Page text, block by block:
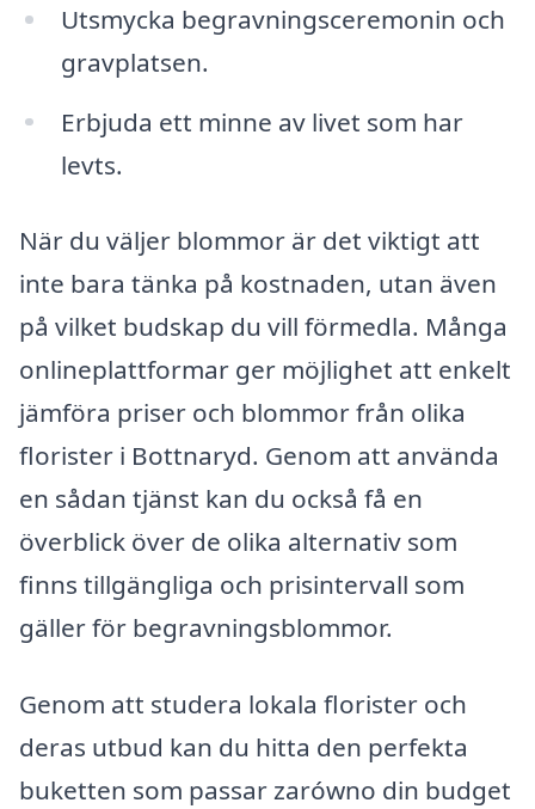
Utsmycka begravningsceremonin och
gravplatsen.
Erbjuda ett minne av livet som har
levts.
När du väljer blommor är det viktigt att
inte bara tänka på kostnaden, utan även
på vilket budskap du vill förmedla. Många
onlineplattformar ger möjlighet att enkelt
jämföra priser och blommor från olika
florister i Bottnaryd. Genom att använda
en sådan tjänst kan du också få en
överblick över de olika alternativ som
finns tillgängliga och prisintervall som
gäller för begravningsblommor.
Genom att studera lokala florister och
deras utbud kan du hitta den perfekta
buketten som passar zarówno din budget